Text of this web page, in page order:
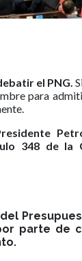
el PNG.
para
348 de la
parte de